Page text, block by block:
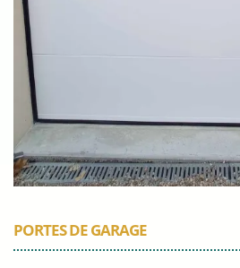
PORTES DE GARAGE